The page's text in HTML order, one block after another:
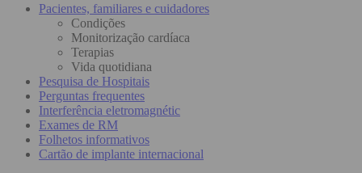
Pacientes, familiares e cuidadores
Condições
Monitorização cardíaca
Terapias
Vida quotidiana
Pesquisa de Hospitais
Perguntas frequentes
Interferência eletromagnétic
Exames de RM
Folhetos informativos
Cartão de implante internacional